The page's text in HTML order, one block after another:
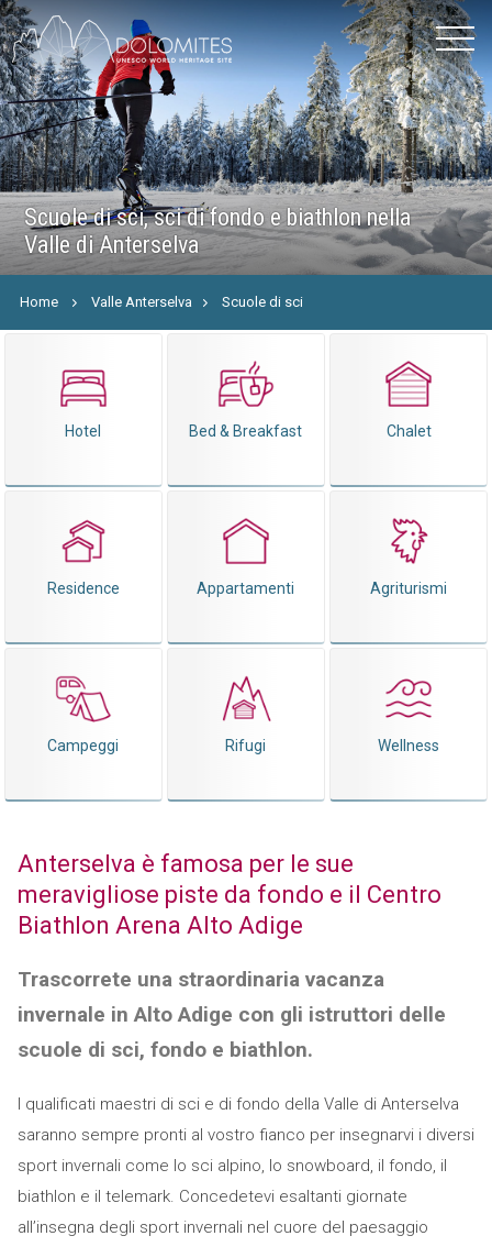
Scuole di sci, sci di fondo e biathlon nella
Valle di Anterselva
Home Valle Anterselva Scuole di sci
Hotel Bed & Breakfast Chalet
Residence Appartamenti Agriturismi
Campeggi Rifugi Wellness
Anterselva è famosa per le sue
meravigliose piste da fondo e il Centro
Biathlon Arena Alto Adige
Trascorrete una straordinaria vacanza
invernale in Alto Adige con gli istruttori delle
scuole di sci, fondo e biathlon.
I qualificati maestri di sci e di fondo della Valle di Anterselva
saranno sempre pronti al vostro fianco per insegnarvi i diversi
sport invernali come lo sci alpino, lo snowboard, il fondo, il
biathlon e il telemark. Concedetevi esaltanti giornate
all’insegna degli sport invernali nel cuore del paesaggio